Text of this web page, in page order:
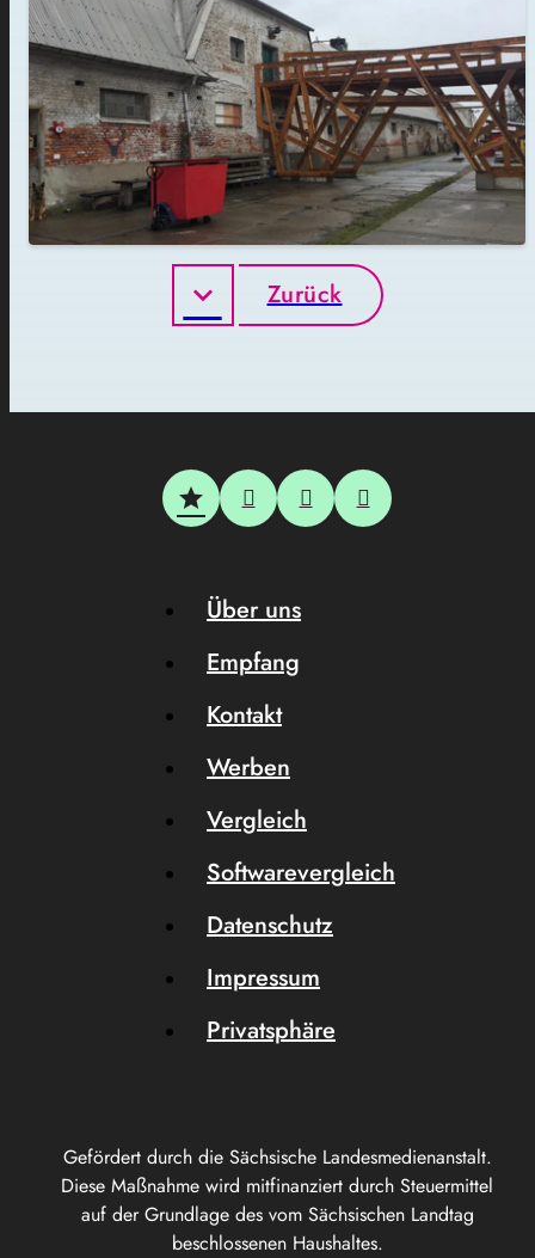
Zurück
Gefördert durch die Sächsische Landesmedienanstalt.
Diese Maßnahme wird mitfinanziert durch Steuermittel
auf der Grundlage des vom Sächsischen Landtag
beschlossenen Haushaltes.
Über uns
Empfang
Kontakt
Werben
Vergleich
Softwarevergleich
Datenschutz
Impressum
Privatsphäre